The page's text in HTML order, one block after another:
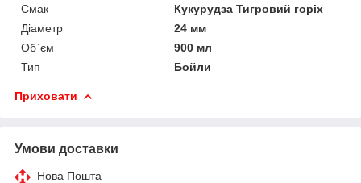
Смак
Кукурудза Тигровий горіх
Діаметр
24 мм
Об`єм
900 мл
Тип
Бойли
Приховати
Умови доставки
Нова Пошта